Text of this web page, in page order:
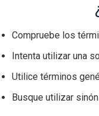
Compruebe los
Intenta utilizar una
Utilice términos
Busque utilizar